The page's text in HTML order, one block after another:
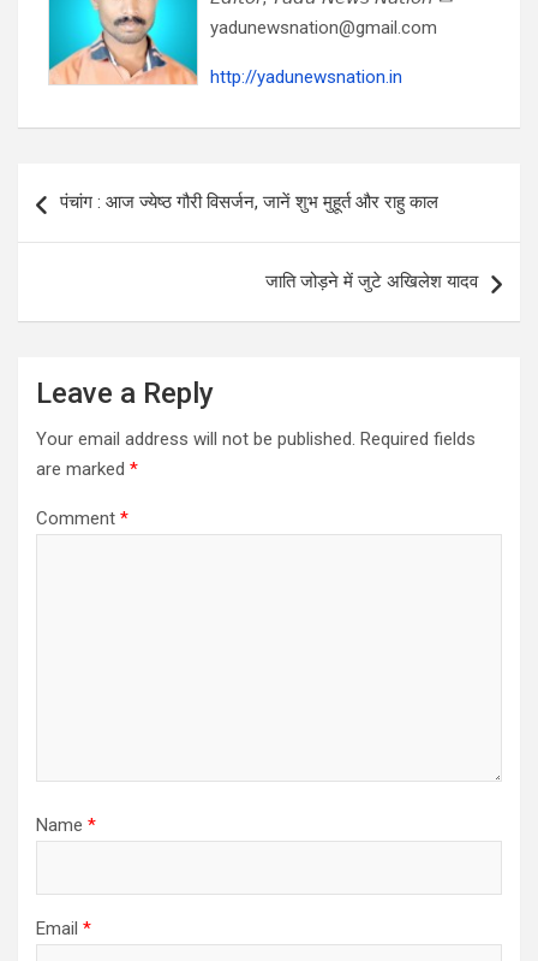
yadunewsnation@gmail.com
http://yadunewsnation.in
navigation
पंचांग : आज ज्येष्ठ गौरी विसर्जन, जानें शुभ मुहूर्त और राहु काल
जाति जोड़ने में जुटे अखिलेश यादव
Leave a Reply
Your email address will not be published. Required fields
are marked *
Comment *
Name *
Email *